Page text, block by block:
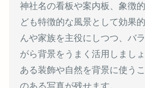
神社名の看板や案内板、象徴
ども特徴的な風景として効果
んや家族を主役にしつつ、バ
がら背景をうまく活用しまし
ある装飾や自然を背景に使う
のある写真が残せます。